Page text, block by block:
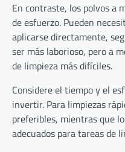
En contraste, los polvos a
de esfuerzo. Pueden
aplicarse directamente,
ser más laborioso, pero a
de limpieza más difíciles.
Considere el tiempo y el
invertir. Para limpiezas
preferibles, mientras que
adecuados para tareas de